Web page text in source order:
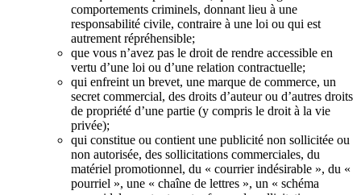
comportements criminels, donnant lieu à une
responsabilité civile, contraire à une loi ou qui est
autrement répréhensible;
que vous n’avez pas le droit de rendre accessible en
vertu d’une loi ou d’une relation contractuelle;
qui enfreint un brevet, une marque de commerce, un
secret commercial, des droits d’auteur ou d’autres droits
de propriété d’une partie (y compris le droit à la vie
privée);
qui constitue ou contient une publicité non sollicitée ou
non autorisée, des sollicitations commerciales, du
matériel promotionnel, du « courrier indésirable », du «
pourriel », une « chaîne de lettres », un « schéma